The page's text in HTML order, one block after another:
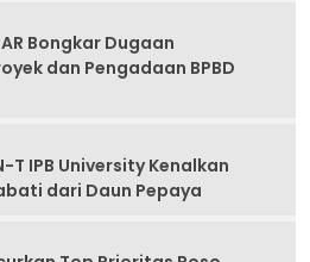
Bongkar Dugaan
dan Pengadaan BPBD
T IPB University Kenalkan
dari Daun Pepaya